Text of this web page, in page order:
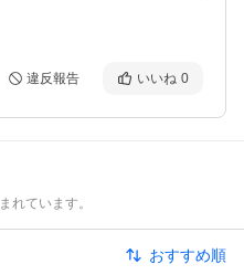
違反報告 いいね 0
れています。
おすすめ順